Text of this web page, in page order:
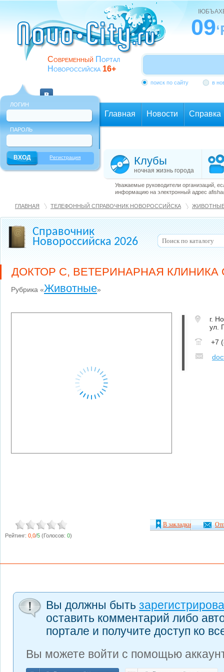
Современный Портал
Новороссийска 16+
09
поиск по сайту в
ЛОГИН
ПАРОЛЬ
Регистрация
Главная Новости Справка
Клубы
ночная жизнь города
Уважаемые руководители организаций,
информацию на электронный адрес
ГЛАВНАЯ ТЕЛЕФОННЫЙ СПРАВОЧНИК НОВОРОССИЙСКА
Справочник
Новороссийска 2026
ДОКТОР С, ВЕТЕРИНАРНАЯ КЛИНИКА
Рубрика «Животные»
г.
ул.
+7
Рейтинг: 0,0/5 (Голосов: 0)
В закладки
Вы должны быть
оставить комментарий либо
портале и получите доступ ко
Вы можете войти с помощью